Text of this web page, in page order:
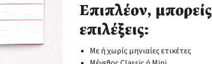
Επιπλέον,
επιλέξεις:
Με ή χωρίς μηνιαίες ετικέτες